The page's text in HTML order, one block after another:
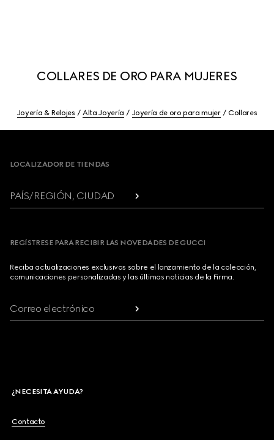
COLLARES DE ORO PARA MUJERES
Joyería & Relojes Alta Joyería Joyería de oro para mujer Collares
LOCALIZADOR DE TIENDAS
PAÍS/REGIÓN, CIUDAD
REGÍSTRESE PARA RECIBIR LAS NOVEDADES DE GUCCI
Reciba actualizaciones exclusivas sobre el lanzamiento de la colección,
comunicaciones personalizadas y las últimas noticias de la Firma.
Correo electrónico
¿NECESITA AYUDA?
Contacto